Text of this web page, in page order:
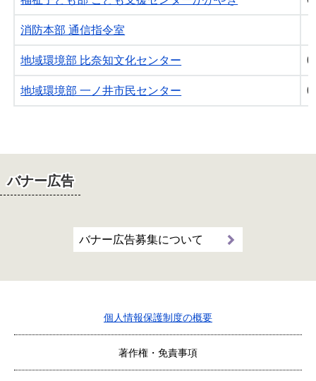
消防本部 通信指令室
地域環境部 比奈知文化センター
地域環境部 一ノ井市民センター
バナー広告
バナー広告募集について
個人情報保護制度の概要
著作権・免責事項